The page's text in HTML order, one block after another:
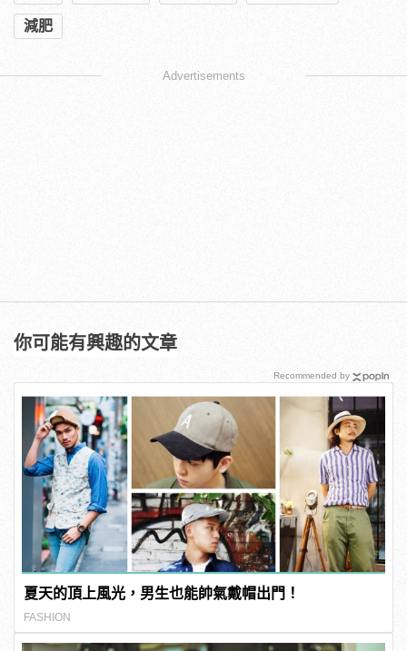
減肥
Advertisements
你可能有興趣的文章
夏天的頂上風光，男生也能帥氣戴帽出門！
FASHION
Recommended by